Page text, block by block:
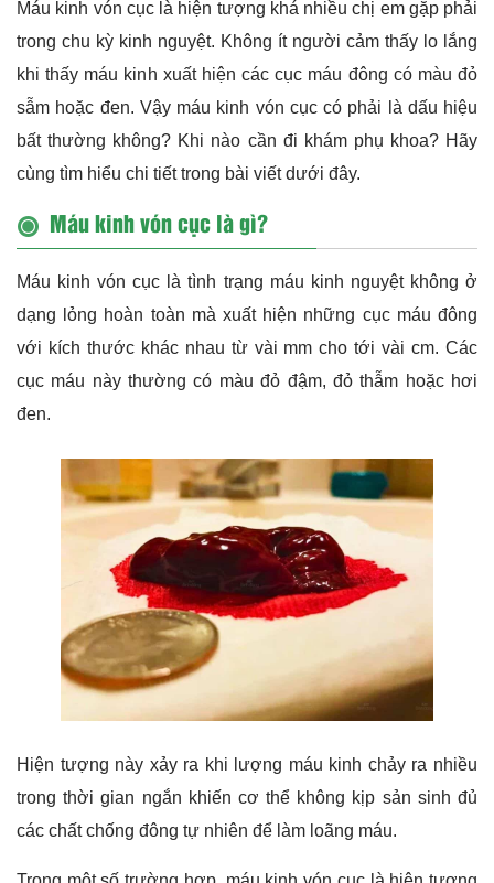
Máu kinh vón cục là hiện tượng khá nhiều chị em gặp phải
trong chu kỳ kinh nguyệt. Không ít người cảm thấy lo lắng
khi thấy máu kinh xuất hiện các cục máu đông có màu đỏ
sẫm hoặc đen. Vậy máu kinh vón cục có phải là dấu hiệu
bất thường không? Khi nào cần đi khám phụ khoa? Hãy
cùng tìm hiểu chi tiết trong bài viết dưới đây.
Máu kinh vón cục là gì?
Máu kinh vón cục là tình trạng máu kinh nguyệt không ở
dạng lỏng hoàn toàn mà xuất hiện những cục máu đông
với kích thước khác nhau từ vài mm cho tới vài cm. Các
cục máu này thường có màu đỏ đậm, đỏ thẫm hoặc hơi
đen.
Hiện tượng này xảy ra khi lượng máu kinh chảy ra nhiều
trong thời gian ngắn khiến cơ thể không kịp sản sinh đủ
các chất chống đông tự nhiên để làm loãng máu.